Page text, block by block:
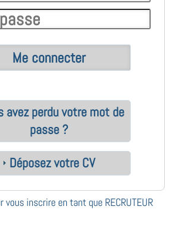
avez perdu votre mot de
passe ?
Déposez votre CV
vous inscrire en tant que RECRUTEUR